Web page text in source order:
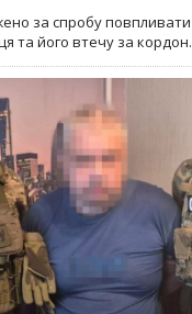
за спробу
та його втечу за кордон.